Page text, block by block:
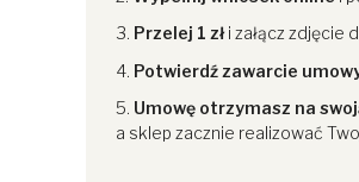
Przelej 1 złi załącz zdjęcie
Potwierdź zawarcie
Umowę otrzymasz na
a sklep zacznie realizować